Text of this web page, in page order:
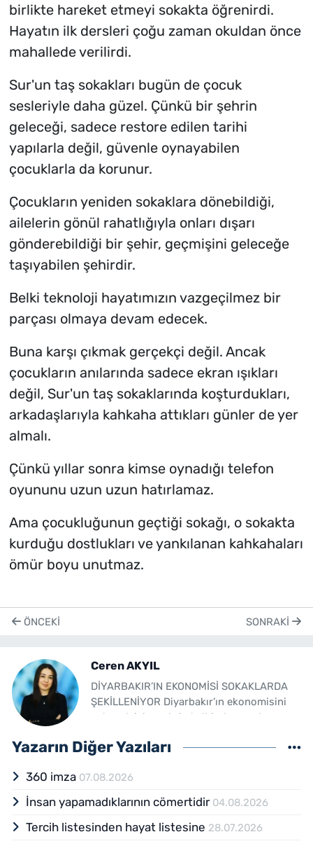
birlikte hareket etmeyi sokakta öğrenirdi.
Hayatın ilk dersleri çoğu zaman okuldan önce
mahallede verilirdi.
Sur'un taş sokakları bugün de çocuk
sesleriyle daha güzel. Çünkü bir şehrin
geleceği, sadece restore edilen tarihi
yapılarla değil, güvenle oynayabilen
çocuklarla da korunur.
Çocukların yeniden sokaklara dönebildiği,
ailelerin gönül rahatlığıyla onları dışarı
gönderebildiği bir şehir, geçmişini geleceğe
taşıyabilen şehirdir.
Belki teknoloji hayatımızın vazgeçilmez bir
parçası olmaya devam edecek.
Buna karşı çıkmak gerçekçi değil. Ancak
çocukların anılarında sadece ekran ışıkları
değil, Sur'un taş sokaklarında koşturdukları,
arkadaşlarıyla kahkaha attıkları günler de yer
almalı.
Çünkü yıllar sonra kimse oynadığı telefon
oyununu uzun uzun hatırlamaz.
Ama çocukluğunun geçtiği sokağı, o sokakta
kurduğu dostlukları ve yankılanan kahkahaları
ömür boyu unutmaz.
ÖNCEKI SONRAKI
Ceren AKYIL
DİYARBAKIR’IN EKONOMİSİ SOKAKLARDA
ŞEKİLLENİYOR Diyarbakır’ın ekonomisini
anlamak için, şehrin kalbinde yer alan
bir esnaf, her caddede bir ticaret alışverişi,
Son yıllarda Diyarbakır'da hızla büyüyen
inşaat sektörü, tarım ve hayvancılıkla
uğraşan ailelerin gelir seviyelerini artıran
ekonomik fırsatlar, gençlerin sosyal
Yazarın Diğer Yazıları
360 imza 07.08.2026
İnsan yapamadıklarının cömertidir 04.08.2026
Tercih listesinden hayat listesine 28.07.2026